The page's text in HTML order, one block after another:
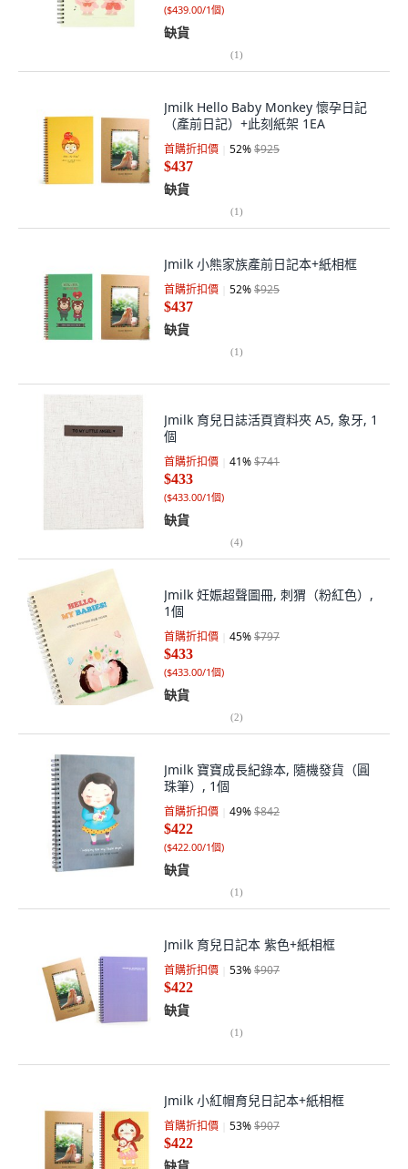
($439.00/1個)
缺貨
(1)
Jmilk Hello Baby Monkey 懷孕日記
（產前日記）+此刻紙架 1EA
首購折扣價 52%$925
$437
缺貨
(1)
Jmilk 小熊家族產前日記本+紙相框
首購折扣價 52%$925
$437
缺貨
(1)
Jmilk 育兒日誌活頁資料夾 A5, 象牙, 1
個
首購折扣價 41%$741
$433
($433.00/1個)
缺貨
(4)
Jmilk 妊娠超聲圖冊, 刺猬（粉紅色）,
1個
首購折扣價 45%$797
$433
($433.00/1個)
缺貨
(2)
Jmilk 寶寶成長紀錄本, 隨機發貨（圓
珠筆）, 1個
首購折扣價 49%$842
$422
($422.00/1個)
缺貨
(1)
Jmilk 育兒日記本 紫色+紙相框
首購折扣價 53%$907
$422
缺貨
(1)
Jmilk 小紅帽育兒日記本+紙相框
首購折扣價 53%$907
$422